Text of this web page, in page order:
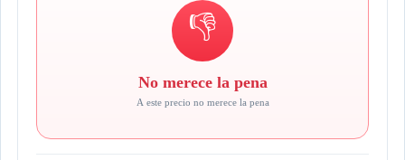
👎
No merece la pena
A este precio no merece la pena